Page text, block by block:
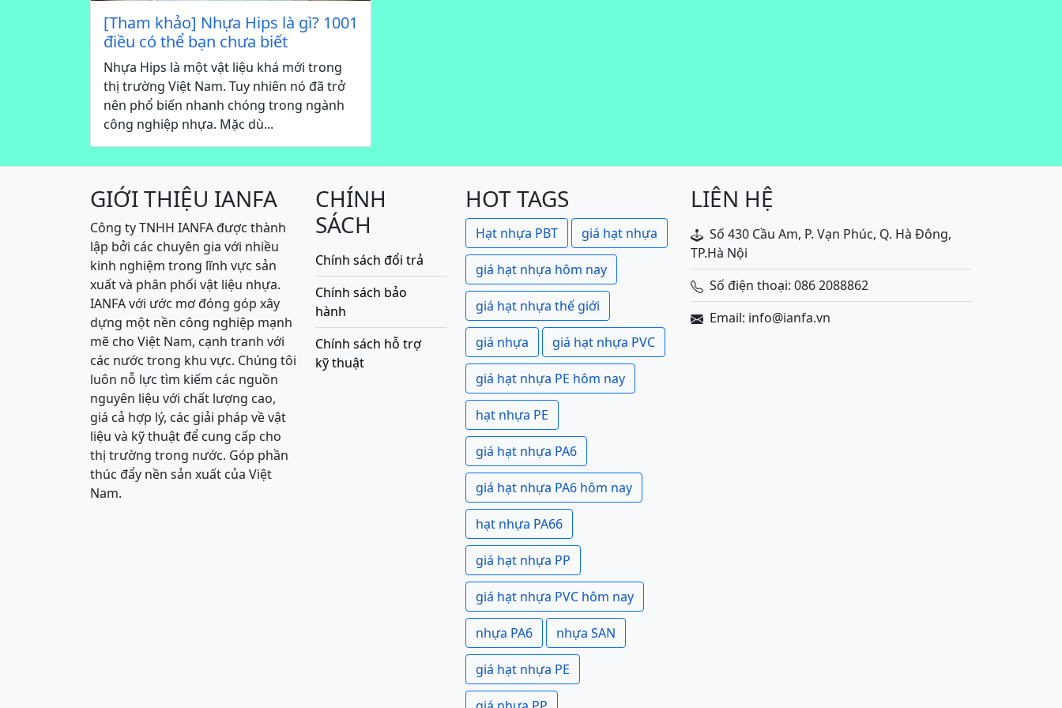
[Tham khảo] Nhựa Hips là gì? 1001
điều có thể bạn chưa biết
Nhựa Hips là một vật liệu khá mới trong
thị trường Việt Nam. Tuy nhiên nó đã trở
nên phổ biến nhanh chóng trong ngành
công nghiệp nhựa. Mặc dù...
GIỚI THIỆU IANFA
Công ty TNHH IANFA được thành
lập bởi các chuyên gia với nhiều
kinh nghiệm trong lĩnh vực sản
xuất và phân phối vật liệu nhựa.
IANFA với ước mơ đóng góp xây
dựng một nền công nghiệp mạnh
mẽ cho Việt Nam, cạnh tranh với
các nước trong khu vực. Chúng tôi
luôn nỗ lực tìm kiếm các nguồn
nguyên liệu với chất lượng cao,
giá cả hợp lý, các giải pháp về vật
liệu và kỹ thuật để cung cấp cho
thị trường trong nước. Góp phần
thúc đẩy nền sản xuất của Việt
Nam.
CHÍNH
SÁCH
Chính sách đổi trả
Chính sách bảo
hành
Chính sách hỗ trợ
kỹ thuật
HOT TAGS
Hạt nhựa PBT giá hạt nhựa
giá hạt nhựa hôm nay
giá hạt nhựa thế giới
giá nhựa giá hạt nhựa PVC
giá hạt nhựa PE hôm nay
hạt nhựa PE
giá hạt nhựa PA6
giá hạt nhựa PA6 hôm nay
hạt nhựa PA66
giá hạt nhựa PP
giá hạt nhựa PVC hôm nay
nhựa PA6 nhựa SAN
giá hạt nhựa PE
LIÊN HỆ
Số 430 Cầu Am, P. Vạn Phúc, Q. Hà Đông,
TP.Hà Nội
Số điện thoại: 086 2088862
Email: info@ianfa.vn